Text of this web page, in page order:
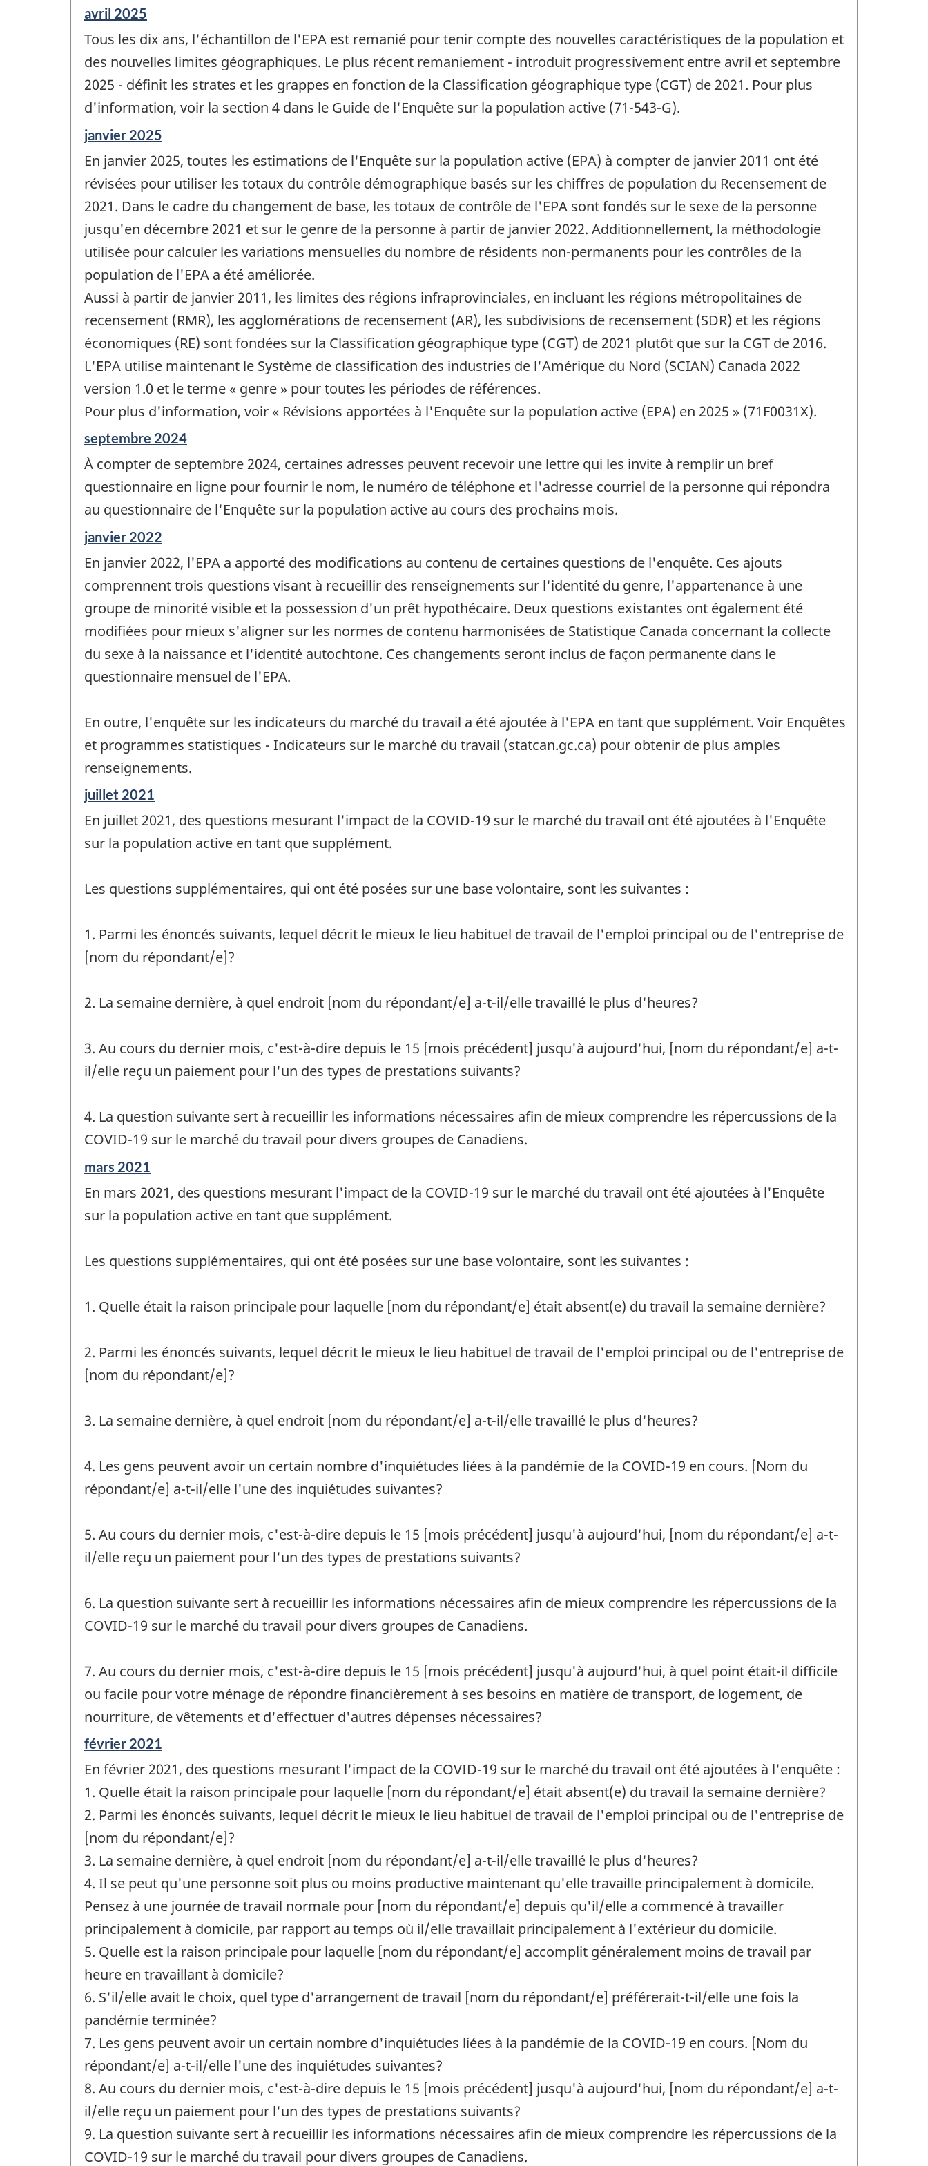
Période
référence
de
-
avril 2025
Tous les dix ans, l'échantillon de l'EPA est remanié pour tenir compte des nouvelles caractéristiques de la population et
des nouvelles limites géographiques. Le plus récent remaniement - introduit progressivement entre avril et septembre
2025 - définit les strates et les grappes en fonction de la Classification géographique type (CGT) de 2021. Pour plus
d'information, voir la section 4 dans le Guide de l'Enquête sur la population active (71-543-G).
Période
référence
de
changement
-
janvier 2025
En janvier 2025, toutes les estimations de l'Enquête sur la population active (EPA) à compter de janvier 2011 ont été
révisées pour utiliser les totaux du contrôle démographique basés sur les chiffres de population du Recensement de
2021. Dans le cadre du changement de base, les totaux de contrôle de l'EPA sont fondés sur le sexe de la personne
jusqu'en décembre 2021 et sur le genre de la personne à partir de janvier 2022. Additionnellement, la méthodologie
utilisée pour calculer les variations mensuelles du nombre de résidents non-permanents pour les contrôles de la
population de l'EPA a été améliorée.
Aussi à partir de janvier 2011, les limites des régions infraprovinciales, en incluant les régions métropolitaines de
recensement (RMR), les agglomérations de recensement (AR), les subdivisions de recensement (SDR) et les régions
économiques (RE) sont fondées sur la Classification géographique type (CGT) de 2021 plutôt que sur la CGT de 2016.
L'EPA utilise maintenant le Système de classification des industries de l'Amérique du Nord (SCIAN) Canada 2022
version 1.0 et le terme « genre » pour toutes les périodes de références.
Pour plus d'information, voir « Révisions apportées à l'Enquête sur la population active (EPA) en 2025 » (71F0031X).
Période
de
référence
de
changement
-
septembre 2024
À compter de septembre 2024, certaines adresses peuvent recevoir une lettre qui les invite à remplir un bref
questionnaire en ligne pour fournir le nom, le numéro de téléphone et l'adresse courriel de la personne qui répondra
au questionnaire de l'Enquête sur la population active au cours des prochains mois.
Période
référence
de
changement
-
janvier 2022
En janvier 2022, l'EPA a apporté des modifications au contenu de certaines questions de l'enquête. Ces ajouts
comprennent trois questions visant à recueillir des renseignements sur l'identité du genre, l'appartenance à une
groupe de minorité visible et la possession d'un prêt hypothécaire. Deux questions existantes ont également été
modifiées pour mieux s'aligner sur les normes de contenu harmonisées de Statistique Canada concernant la collecte
du sexe à la naissance et l'identité autochtone. Ces changements seront inclus de façon permanente dans le
questionnaire mensuel de l'EPA.
En outre, l'enquête sur les indicateurs du marché du travail a été ajoutée à l'EPA en tant que supplément. Voir Enquêtes
et programmes statistiques - Indicateurs sur le marché du travail (statcan.gc.ca) pour obtenir de plus amples
renseignements.
Période
référence
de
changement
juillet 2021
En juillet 2021, des questions mesurant l'impact de la COVID-19 sur le marché du travail ont été ajoutées à l'Enquête
sur la population active en tant que supplément.
Les questions supplémentaires, qui ont été posées sur une base volontaire, sont les suivantes :
1. Parmi les énoncés suivants, lequel décrit le mieux le lieu habituel de travail de l'emploi principal ou de l'entreprise de
[nom du répondant/e]?
2. La semaine dernière, à quel endroit [nom du répondant/e] a-t-il/elle travaillé le plus d'heures?
3. Au cours du dernier mois, c'est-à-dire depuis le 15 [mois précédent] jusqu'à aujourd'hui, [nom du répondant/e] a-t-
il/elle reçu un paiement pour l'un des types de prestations suivants?
4. La question suivante sert à recueillir les informations nécessaires afin de mieux comprendre les répercussions de la
COVID-19 sur le marché du travail pour divers groupes de Canadiens.
Période
référence
de
changement
mars 2021
En mars 2021, des questions mesurant l'impact de la COVID-19 sur le marché du travail ont été ajoutées à l'Enquête
sur la population active en tant que supplément.
Les questions supplémentaires, qui ont été posées sur une base volontaire, sont les suivantes :
1. Quelle était la raison principale pour laquelle [nom du répondant/e] était absent(e) du travail la semaine dernière?
2. Parmi les énoncés suivants, lequel décrit le mieux le lieu habituel de travail de l'emploi principal ou de l'entreprise de
[nom du répondant/e]?
3. La semaine dernière, à quel endroit [nom du répondant/e] a-t-il/elle travaillé le plus d'heures?
4. Les gens peuvent avoir un certain nombre d'inquiétudes liées à la pandémie de la COVID-19 en cours. [Nom du
répondant/e] a-t-il/elle l'une des inquiétudes suivantes?
5. Au cours du dernier mois, c'est-à-dire depuis le 15 [mois précédent] jusqu'à aujourd'hui, [nom du répondant/e] a-t-
il/elle reçu un paiement pour l'un des types de prestations suivants?
6. La question suivante sert à recueillir les informations nécessaires afin de mieux comprendre les répercussions de la
COVID-19 sur le marché du travail pour divers groupes de Canadiens.
7. Au cours du dernier mois, c'est-à-dire depuis le 15 [mois précédent] jusqu'à aujourd'hui, à quel point était-il difficile
ou facile pour votre ménage de répondre financièrement à ses besoins en matière de transport, de logement, de
nourriture, de vêtements et d'effectuer d'autres dépenses nécessaires?
Période
référence
de
changement
-
février 2021
En février 2021, des questions mesurant l'impact de la COVID-19 sur le marché du travail ont été ajoutées à l'enquête :
1. Quelle était la raison principale pour laquelle [nom du répondant/e] était absent(e) du travail la semaine dernière?
2. Parmi les énoncés suivants, lequel décrit le mieux le lieu habituel de travail de l'emploi principal ou de l'entreprise de
[nom du répondant/e]?
3. La semaine dernière, à quel endroit [nom du répondant/e] a-t-il/elle travaillé le plus d'heures?
4. Il se peut qu'une personne soit plus ou moins productive maintenant qu'elle travaille principalement à domicile.
Pensez à une journée de travail normale pour [nom du répondant/e] depuis qu'il/elle a commencé à travailler
principalement à domicile, par rapport au temps où il/elle travaillait principalement à l'extérieur du domicile.
5. Quelle est la raison principale pour laquelle [nom du répondant/e] accomplit généralement moins de travail par
heure en travaillant à domicile?
6. S'il/elle avait le choix, quel type d'arrangement de travail [nom du répondant/e] préférerait-t-il/elle une fois la
pandémie terminée?
7. Les gens peuvent avoir un certain nombre d'inquiétudes liées à la pandémie de la COVID-19 en cours. [Nom du
répondant/e] a-t-il/elle l'une des inquiétudes suivantes?
8. Au cours du dernier mois, c'est-à-dire depuis le 15 [mois précédent] jusqu'à aujourd'hui, [nom du répondant/e] a-t-
il/elle reçu un paiement pour l'un des types de prestations suivants?
9. La question suivante sert à recueillir les informations nécessaires afin de mieux comprendre les répercussions de la
COVID-19 sur le marché du travail pour divers groupes de Canadiens.